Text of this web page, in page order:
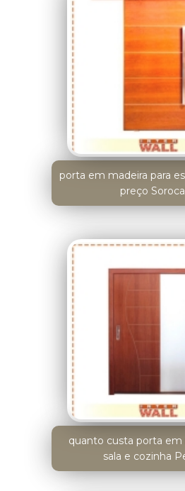
porta em madeira para
preço
quanto custa porta em
sala e cozinha